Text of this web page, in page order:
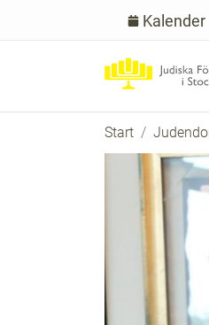
Kalender
Start